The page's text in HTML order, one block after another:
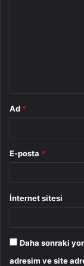
Ad *
E-posta *
İnternet sitesi
Daha sonraki
adresim ve site